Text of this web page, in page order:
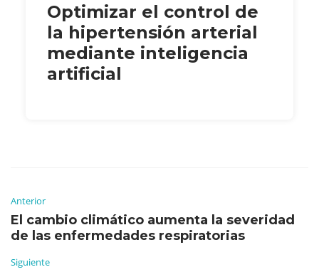
Optimizar el control de
la hipertensión arterial
mediante inteligencia
artificial
Anterior
El cambio climático aumenta la severidad
de las enfermedades respiratorias
Siguiente